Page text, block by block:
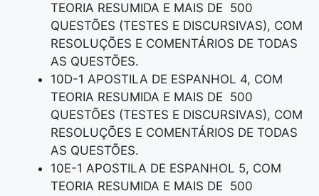
TEORIA RESUMIDA E MAIS DE 500
QUESTÕES (TESTES E DISCURSIVAS), COM
RESOLUÇÕES E COMENTÁRIOS DE TODAS
AS QUESTÕES.
10D-1 APOSTILA DE ESPANHOL 4, COM
TEORIA RESUMIDA E MAIS DE 500
QUESTÕES (TESTES E DISCURSIVAS), COM
RESOLUÇÕES E COMENTÁRIOS DE TODAS
AS QUESTÕES.
10E-1 APOSTILA DE ESPANHOL 5, COM
TEORIA RESUMIDA E MAIS DE 500